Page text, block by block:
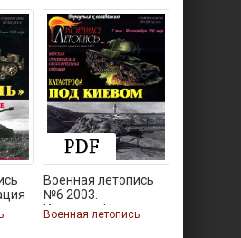
Военная летопись
№6 2003.
Катастрофа
Военная летопись